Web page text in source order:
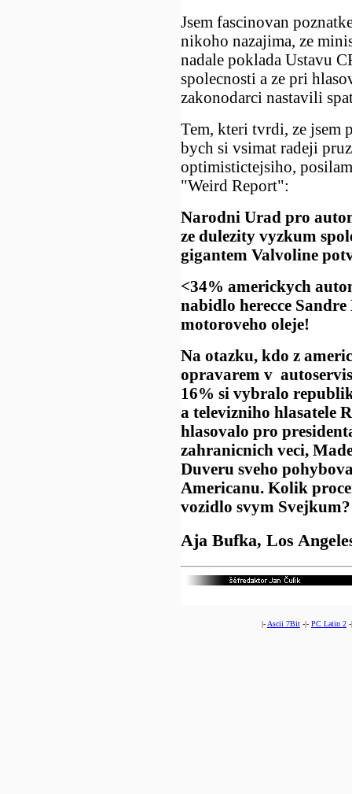
Jsem fascinovan
nikoho nazajima, ze
nadale poklada Ustavu
spolecnosti a ze pri
zakonodarci nastavili
Tem, kteri tvrdi, ze jsem
bych si vsimat radeji
optimistictejsiho,
"Weird Report":
Narodni Urad pro
ze dulezity vyzkum
gigantem Valvoline
<34% americkych
nabidlo herecce
motoroveho oleje!
Na otazku, kdo z
opravarem v
16% si vybralo
a televizniho hlasatele
hlasovalo pro
zahranicnich veci,
Duveru sveho
Americanu. Kolik
vozidlo svym Svejkum?
Aja Bufka, Los
|- Ascii 7Bit -|- PC Latin 2